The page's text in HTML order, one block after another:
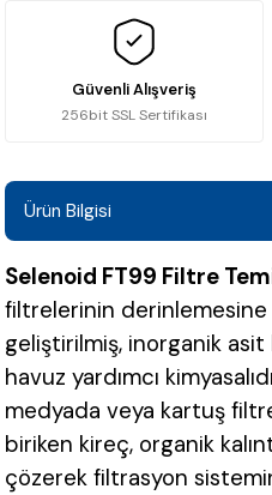
Güvenli Alışveriş
256bit SSL Sertifikası
Ürün Bilgisi
Selenoid FT99 Filtre
filtrelerinin
geliştirilmiş, inorganik
havuz yardımcı
medyada veya kartuş
biriken kireç, organik
çözerek filtrasyon